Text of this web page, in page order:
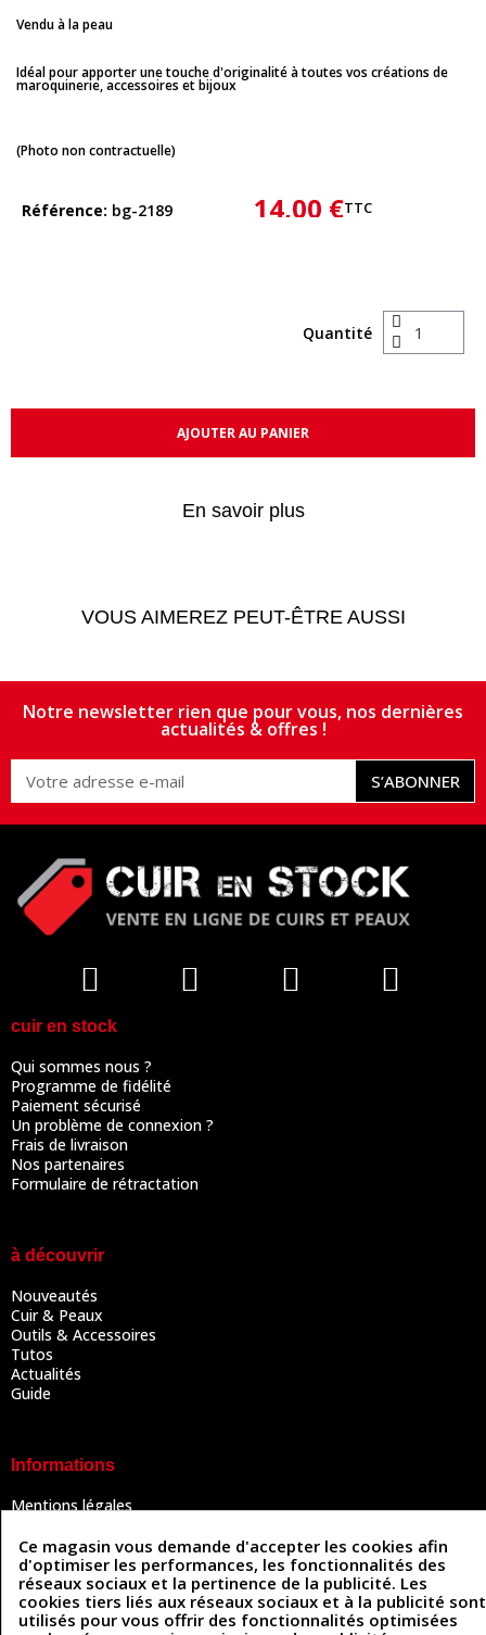
Vendu à la peau
Idéal pour apporter une touche d'originalité à toutes vos créations de
maroquinerie, accessoires et bijoux
(Photo non contractuelle)
Référence bg-2189 14,00 €TTC
Quantité
AJOUTER AU PANIER
En savoir plus
VOUS AIMEREZ PEUT-ÊTRE AUSSI
Notre newsletter rien que pour vous, nos dernières
actualités & offres !
S’ABONNER
cuir en stock
Qui sommes nous ?
Programme de fidélité
Paiement sécurisé
Un problème de connexion ?
Frais de livraison
Nos partenaires
Formulaire de rétractation
à découvrir
Nouveautés
Cuir & Peaux
Outils & Accessoires
Tutos
Actualités
Guide
Informations
Mentions légales
Politique de confidentialité
Politique des cookies
Contactez-nous
Ce magasin vous demande d'accepter les cookies afin
d'optimiser les performances, les fonctionnalités des
réseaux sociaux et la pertinence de la publicité. Les
cookies tiers liés aux réseaux sociaux et à la publicité sont
utilisés pour vous offrir des fonctionnalités optimisées